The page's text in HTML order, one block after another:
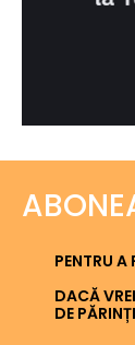
PENTRU A
DACĂ
DE